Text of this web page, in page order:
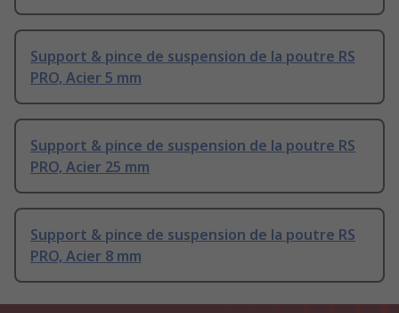
Support & pince de suspension de la poutre RS
PRO, Acier 5 mm
Support & pince de suspension de la poutre RS
PRO, Acier 25 mm
Support & pince de suspension de la poutre RS
PRO, Acier 8 mm